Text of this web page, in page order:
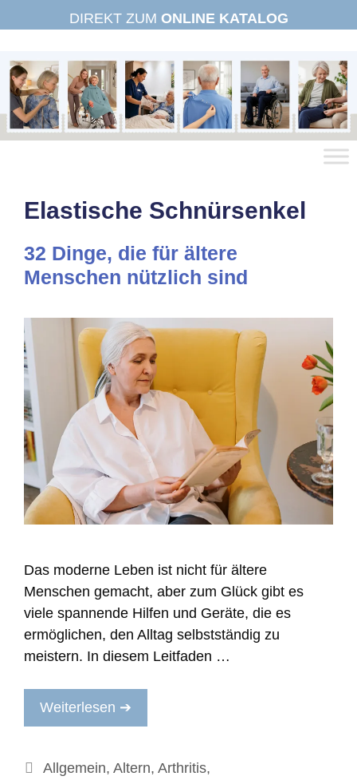
Inhalt
DIREKT ZUM ONLINE KATALOG
Elastische Schnürsenkel
32 Dinge, die für ältere
Menschen nützlich sind
Das moderne Leben ist nicht für ältere
Menschen gemacht, aber zum Glück gibt es
viele spannende Hilfen und Geräte, die es
ermöglichen, den Alltag selbstständig zu
meistern. In diesem Leitfaden …
Weiterlesen ➔
Kategorien
Allgemein, Altern, Arthritis,